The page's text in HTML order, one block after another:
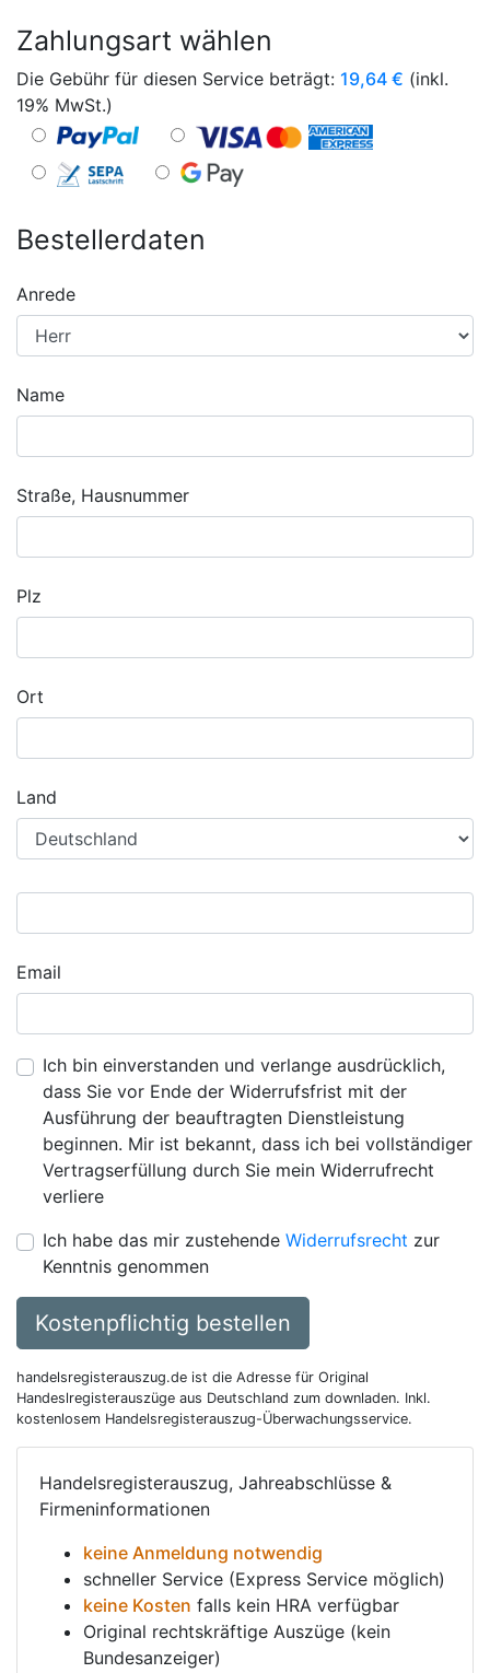
Zahlungsart wählen
Die Gebühr für diesen Service beträgt: 19,64 € (inkl.
19% MwSt.)
Bestellerdaten
Anrede
Name
Straße, Hausnummer
Plz
Ort
Land
Email
Ich bin einverstanden und verlange ausdrücklich,
dass Sie vor Ende der Widerrufsfrist mit der
Ausführung der beauftragten Dienstleistung
beginnen. Mir ist bekannt, dass ich bei vollständiger
Vertragserfüllung durch Sie mein Widerrufrecht
verliere
Ich habe das mir zustehende Widerrufsrecht zur
Kenntnis genommen
Kostenpflichtig bestellen
handelsregisterauszug.de ist die Adresse für Original
Handeslregisterauszüge aus Deutschland zum downladen. Inkl.
kostenlosem Handelsregisterauszug-Überwachungsservice.
Handelsregisterauszug, Jahreabschlüsse &
Firmeninformationen
keine Anmeldung notwendig
schneller Service (Express Service möglich)
keine Kosten falls kein HRA verfügbar
Original rechtskräftige Auszüge (kein
Bundesanzeiger)